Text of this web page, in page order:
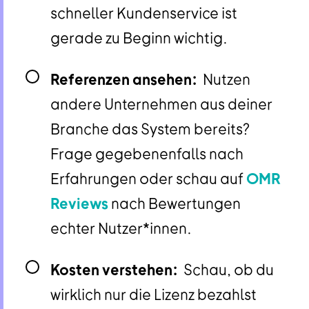
schneller Kundenservice ist
gerade zu Beginn wichtig.
Referenzen ansehen: Nutzen
andere Unternehmen aus deiner
Branche das System bereits?
Frage gegebenenfalls nach
Erfahrungen oder schau aufOMR
Reviewsnach Bewertungen
echter Nutzer*innen.
Kosten verstehen: Schau, ob du
wirklich nur die Lizenz bezahlst